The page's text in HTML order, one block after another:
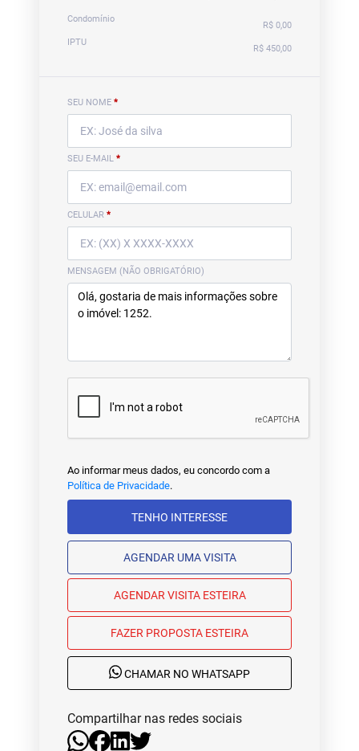
Condomínio
R$ 0,00
IPTU
R$ 450,00
SEU NOME *
SEU E-MAIL *
CELULAR *
MENSAGEM (NÃO OBRIGATÓRIO)
Ao informar meus dados, eu concordo com a
Política de Privacidade.
TENHO INTERESSE
AGENDAR UMA VISITA
AGENDAR VISITA ESTEIRA
FAZER PROPOSTA ESTEIRA
CHAMAR NO WHATSAPP
Compartilhar nas redes sociais